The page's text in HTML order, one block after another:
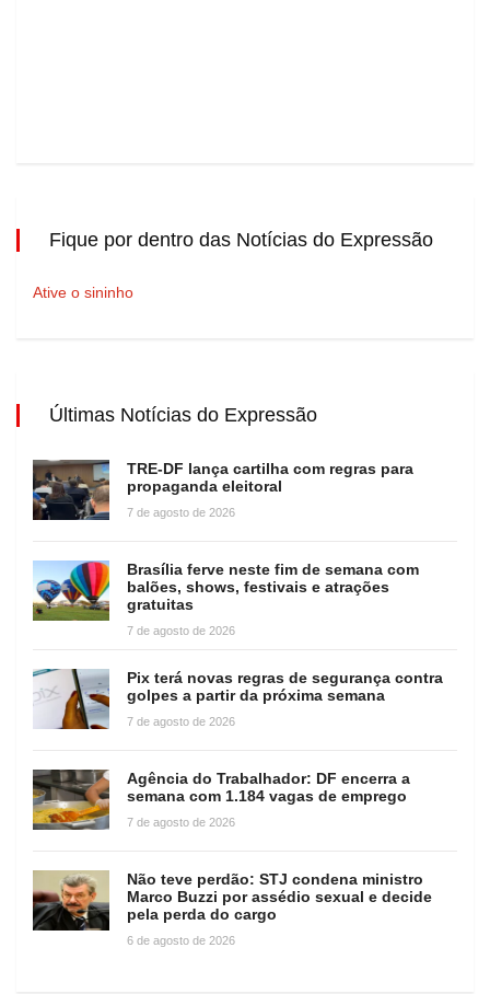
Fique por dentro das Notícias do Expressão
Ative o sininho
Últimas Notícias do Expressão
TRE-DF lança cartilha com regras para
propaganda eleitoral
7 de agosto de 2026
Brasília ferve neste fim de semana com
balões, shows, festivais e atrações
gratuitas
7 de agosto de 2026
Pix terá novas regras de segurança contra
golpes a partir da próxima semana
7 de agosto de 2026
Agência do Trabalhador: DF encerra a
semana com 1.184 vagas de emprego
7 de agosto de 2026
Não teve perdão: STJ condena ministro
Marco Buzzi por assédio sexual e decide
pela perda do cargo
6 de agosto de 2026